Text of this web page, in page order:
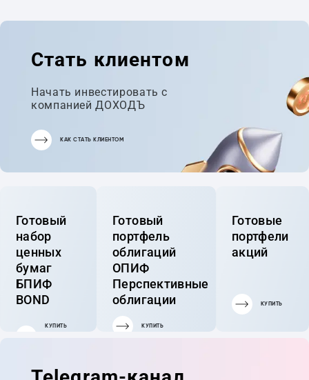
Стать клиентом
Начать инвестировать с
компанией ДОХОДЪ
КАК СТАТЬ КЛИЕНТОМ
Готовый
набор
ценных
бумаг
БПИФ
BOND
КУПИТЬ
Готовый
портфель
облигаций
ОПИФ
Перспективные
облигации
КУПИТЬ
Готовые
портфели
акций
КУПИТЬ